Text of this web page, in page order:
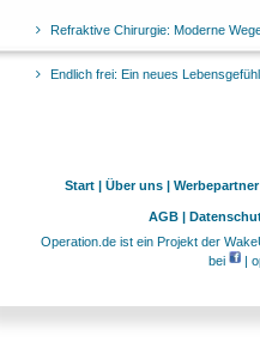
Refraktive Chirurgie: Moderne
Endlich frei: Ein neues
Start | Über uns |
AGB |
Operation.de ist ein Projekt der
bei
|